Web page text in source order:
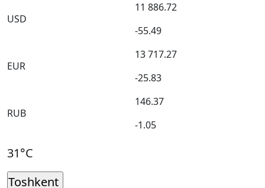
USD
11 886.72
-55.49
EUR
13 717.27
-25.83
RUB
146.37
-1.05
31°C
Toshkent